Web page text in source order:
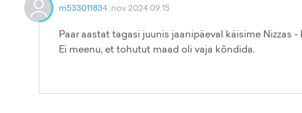
m533011834. nov 2024 09:15
Paar aastat tagasi juunis jaanipäeval käisime Nizzas
Ei meenu, et tohutut maad oli vaja kõndida.